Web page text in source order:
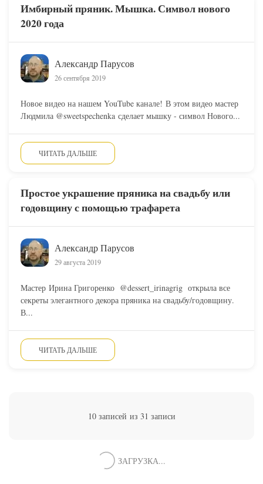
Имбирный пряник. Мышка. Символ нового
2020 года
Александр Парусов
26 сентября 2019
Новое видео на нашем YouTube канале! В этом видео мастер
Людмила @sweetspechenka сделает мышку - символ Нового...
ЧИТАТЬ ДАЛЬШЕ
Простое украшение пряника на свадьбу или
годовщину с помощью трафарета
Александр Парусов
29 августа 2019
Мастер Ирина Григоренко @dessert_irinagrig открыла все
секреты элегантного декора пряника на свадьбу/годовщину.
В...
ЧИТАТЬ ДАЛЬШЕ
10 записей из 31 записи
ЗАГРУЗКА...